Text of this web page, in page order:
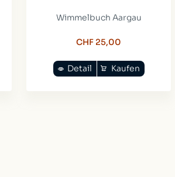
Wimmelbuch Aargau
CHF 25,00
Kaufen
Detail